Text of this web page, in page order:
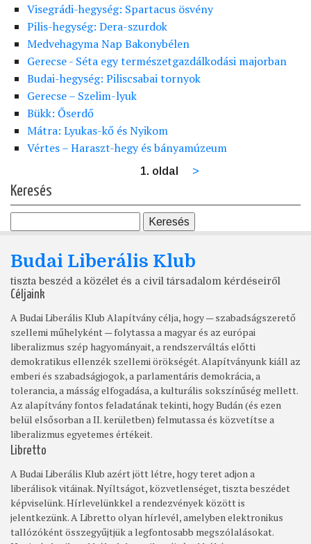
Visegrádi-hegység: Spartacus ösvény
Pilis-hegység: Dera-szurdok
Medvehagyma Nap Bakonybélen
Gerecse - Séta egy természetgazdálkodási majorban
Budai-hegység: Piliscsabai tornyok
Gerecse – Szelim-lyuk
Bükk: Őserdő
Mátra: Lyukas-kő és Nyikom
Vértes – Haraszt-hegy és bányamúzeum
1. oldal
Következő
>
Keresés
Budai Liberális Klub
tiszta beszéd a közélet és a civil társadalom kérdéseiről
Céljaink
A Budai Liberális Klub Alapítvány célja, hogy — szabadságszerető
szellemi műhelyként — folytassa a magyar és az európai
liberalizmus szép hagyományait, a rendszerváltás előtti
demokratikus ellenzék szellemi örökségét. Alapítványunk kiáll az
emberi és szabadságjogok, a parlamentáris demokrácia, a
tolerancia, a másság elfogadása, a kulturális sokszínűség mellett.
Az alapítvány fontos feladatának tekinti, hogy Budán (és ezen
belül elsősorban a II. kerületben) felmutassa és közvetítse a
liberalizmus egyetemes értékeit.
Libretto
A Budai Liberális Klub azért jött létre, hogy teret adjon a
liberálisok vitáinak. Nyíltságot, közvetlenséget, tiszta beszédet
képviselünk. Hírlevelünkkel a rendezvények között is
jelentkezünk. A Libretto olyan hírlevél, amelyben elektronikus
tallózóként összegyűjtjük a legfontosabb megszólalásokat.